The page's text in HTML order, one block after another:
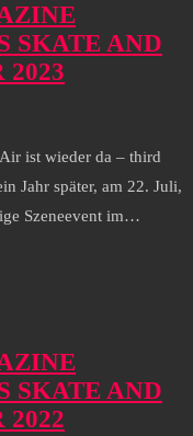
SKATE AND
2023
ist wieder da – third
Jahr später, am 22. Juli,
Szeneevent im…
SKATE AND
2022